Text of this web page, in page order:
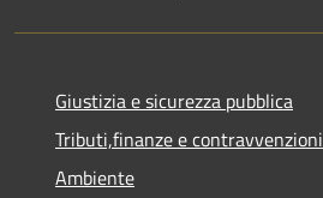
Giustizia e sicurezza pubblica
Tributi,finanze e contravvenzioni
Ambiente